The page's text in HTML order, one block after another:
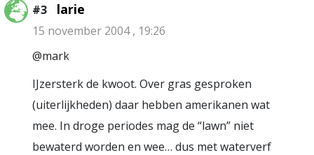
#3 larie
15 november 2004 , 19:26
@mark
IJzersterk de kwoot. Over gras gesproken
(uiterlijkheden) daar hebben amerikanen wat
mee. In droge periodes mag de “lawn” niet
bewaterd worden en wee… dus met waterverf